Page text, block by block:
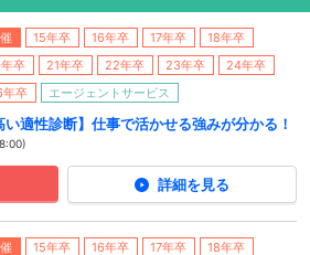
15年卒 16年卒 17年卒
18年卒
卒 21年卒 22年卒 23年卒
24年卒
卒 エージェントサービス
い適性診断】仕事で活かせる強みが分かる！
詳細を見る
15年卒 16年卒 17年卒
18年卒